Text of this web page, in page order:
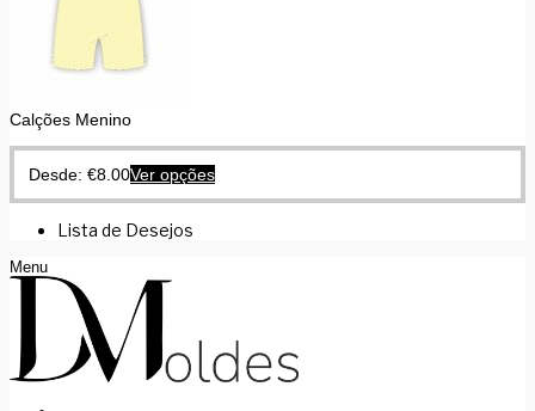
Calções Menino
Desde: €8.00Ver opções
Lista de Desejos
Menu